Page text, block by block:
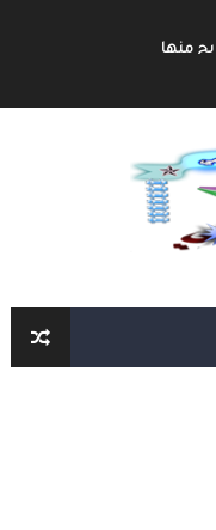
لا يمكنك الإستغاء عنها